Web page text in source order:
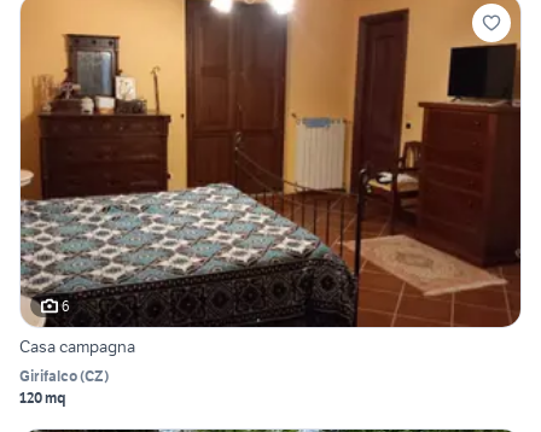
6
Casa campagna
Girifalco(CZ)
120 mq